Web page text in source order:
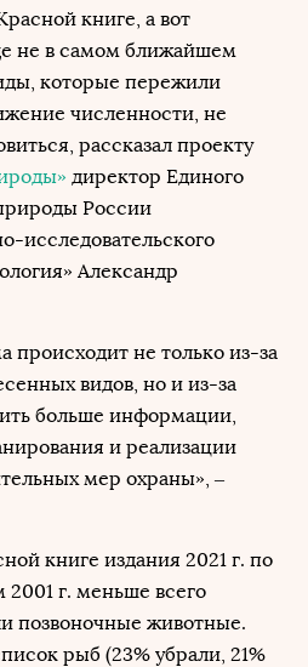
книге, а вот
не в самом ближайшем
которые пережили
численности, не
рассказал проекту
директор Единого
России
исследовательского
Александр
происходит не только из-за
видов, но и из-за
больше информации,
и реализации
мер охраны», –
книге издания 2021 г. по
г. меньше всего
позвоночные животные.
рыб (23% убрали, 21%